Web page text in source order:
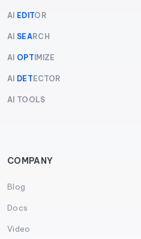
AI EDITOR
AI SEARCH
AI OPT IMIZE
AI DET ECTOR
AI TOOLS
COMPANY
Blog
Docs
Video